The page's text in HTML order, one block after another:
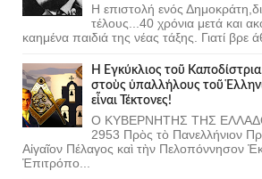
Η επιστολή ενός
τέλους...40 χρόνια μετά και
καημένα παιδιά της νέας τάξης. Γιατί βρε
Ἡ Ἐγκύκλιος τοῦ
στοὺς ὑπαλλήλους τοῦ
εἶναι Τέκτονες!
Ο ΚΥΒΕΡΝΗΤΗΣ ΤΗΣ
2953 Πρὸς τὸ Πανελλήνιον
Αἰγαῖον Πέλαγος καὶ τὴν Πελοπόννησον
Ἐπιτρόπο...